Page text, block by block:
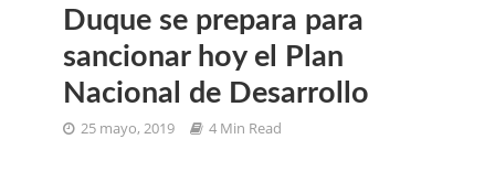
Duque se prepara para
sancionar hoy el Plan
Nacional de Desarrollo
25 mayo, 2019 4 Min Read